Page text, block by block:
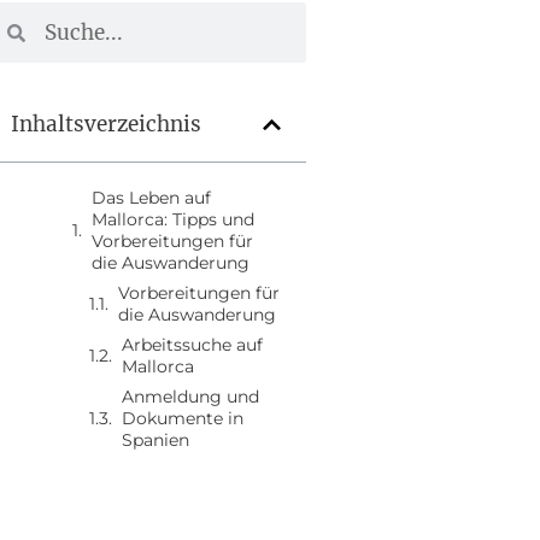
Inhaltsverzeichnis
Das Leben auf
Mallorca: Tipps und
Vorbereitungen für
die Auswanderung
Vorbereitungen für
die Auswanderung
Arbeitssuche auf
Mallorca
Anmeldung und
Dokumente in
Spanien